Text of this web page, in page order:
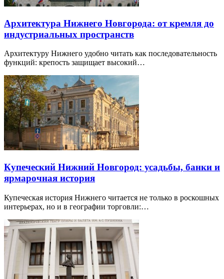
Индустриальный Нижний: культурные
пространства, фабрики и техника
Индустриальная тема в Нижнем выходит за пределы одного
района: бывшие фабрики получают культурные…
Архитектура Нижнего Новгорода: от кремля до
индустриальных пространств
Архитектуру Нижнего удобно читать как последовательность
функций: крепость защищает высокий…